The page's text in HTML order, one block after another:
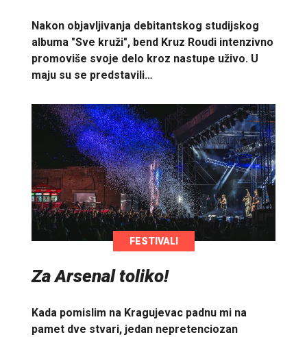
Nakon objavljivanja debitantskog studijskog
albuma "Sve kruži", bend Kruz Roudi intenzivno
promoviše svoje delo kroz nastupe uživo. U
maju su se predstavili…
FESTIVALI
Za Arsenal toliko!
Kada pomislim na Kragujevac padnu mi na
pamet dve stvari, jedan nepretenciozan